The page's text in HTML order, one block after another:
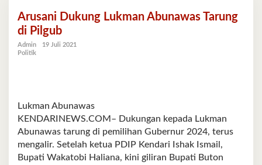
Lukman
Arusani Dukung Lukman Abunawas Tarung
di Pilgub
Admin
19 Juli 2021
Politik
Lukman Abunawas
KENDARINEWS.COM– Dukungan kepada Lukman
Abunawas tarung di pemilihan Gubernur 2024, terus
mengalir. Setelah ketua PDIP Kendari Ishak Ismail,
Bupati Wakatobi Haliana, kini giliran Bupati Buton